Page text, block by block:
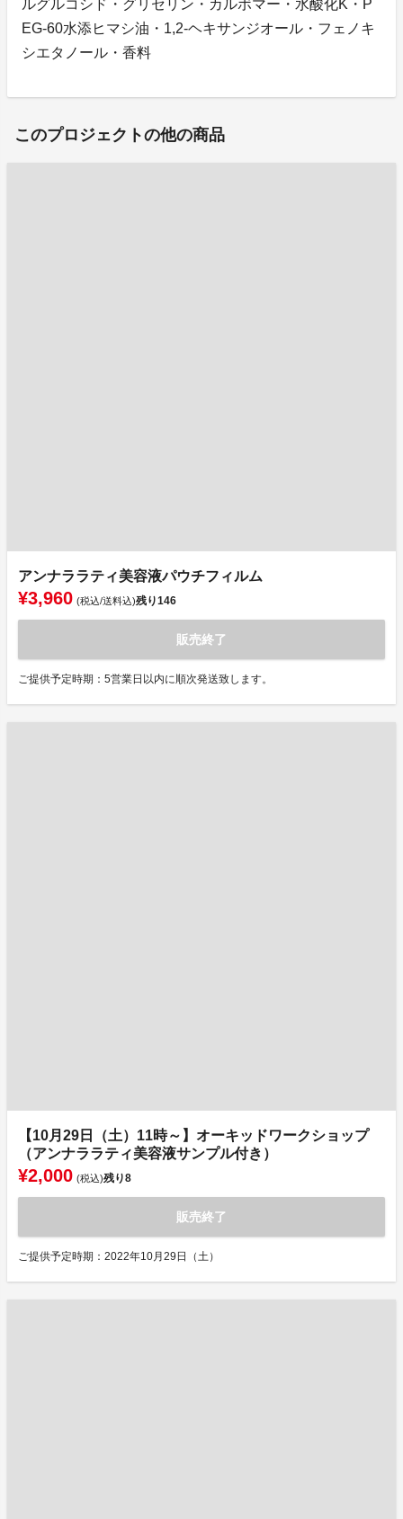
ルグルコシド・グリセリン・カルボマー・水酸化K・P
EG-60水添ヒマシ油・1,2-ヘキサンジオール・フェノキ
シエタノール・香料
このプロジェクトの他の商品
アンナララティ美容液パウチフィルム
¥3,960 (税込/送料込)残り146
販売終了
ご提供予定時期：5営業日以内に順次発送致します。
【10月29日（土）11時～】オーキッドワークショップ
（アンナララティ美容液サンプル付き）
¥2,000 (税込)残り8
販売終了
ご提供予定時期：2022年10月29日（土）